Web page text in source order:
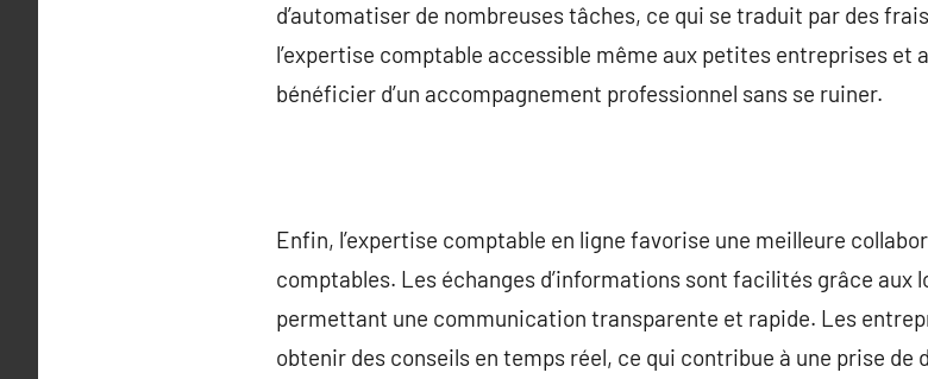
d’automatiser de nombreuses tâches, ce qui se traduit par des
l’expertise comptable accessible même aux petites entreprises et
bénéficier d’un accompagnement professionnel sans se ruiner.
Enfin, l’expertise comptable en ligne favorise une meilleure
comptables. Les échanges d’informations sont facilités grâce aux
permettant une communication transparente et rapide. Les
obtenir des conseils en temps réel, ce qui contribue à une prise